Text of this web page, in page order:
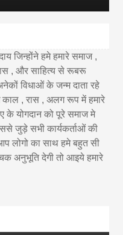
जिन्होंने हमे हमारे समाज ,
, और साहित्य से रूबरू
विधाओं के जन्म दाता रहे
, रास , अलग रूप में हमारे
के योगदान को पूरे समाज मे
जुड़े सभी कार्यकर्ताओं की
लोगो का साथ हमे बहुत सी
अनुभूति देगी तो आइये हमारे